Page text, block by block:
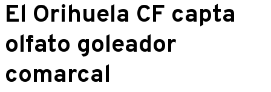
El Orihuela CF capta
olfato goleador
comarcal